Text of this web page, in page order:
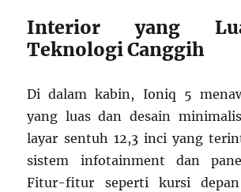
Interior yang
Teknologi Canggih
Di dalam kabin, Ioniq 5
yang luas dan desain
layar sentuh 12,3 inci yang
sistem infotainment dan
Fitur-fitur seperti kursi